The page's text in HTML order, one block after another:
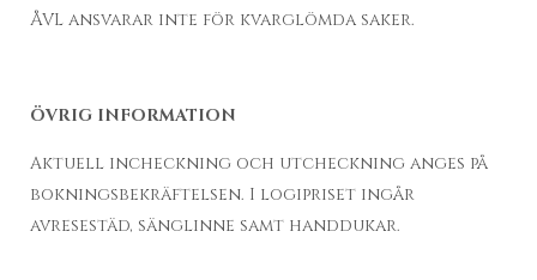
ÅVL ansvarar inte för kvarglömda saker.
ÖVRIG INFORMATION
Aktuell incheckning och utcheckning anges på
bokningsbekräftelsen. I logipriset ingår
avresestäd, sänglinne samt handdukar.